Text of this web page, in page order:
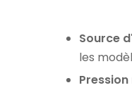
Source
les